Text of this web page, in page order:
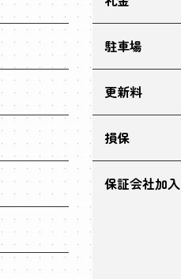
駐車場
更新料
損保
保証会社加入